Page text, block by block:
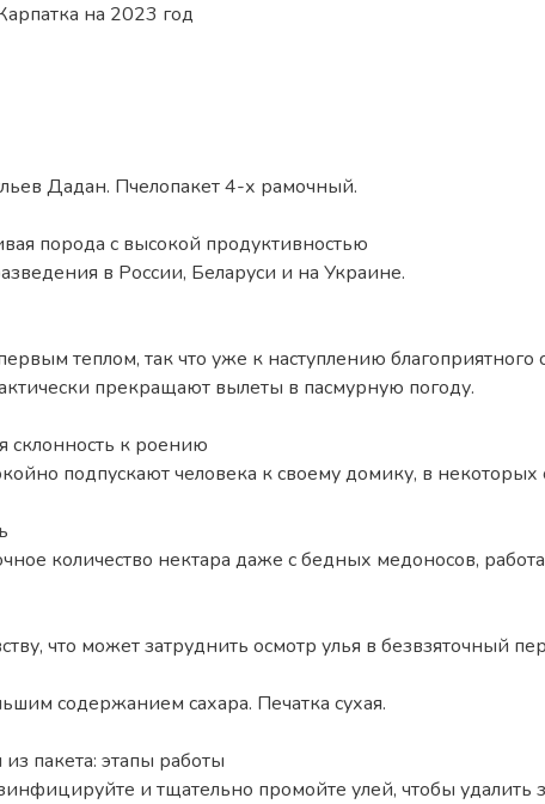
на 2023 год
Дадан. Пчелопакет 4-х рамочный.
порода с высокой продуктивностью
в России, Беларуси и на Украине.
теплом, так что уже к наступлению
прекращают вылеты в пасмурную погоду.
склонность к роению
подпускают человека к своему домику, в
количество нектара даже с бедных медоносов,
что может затруднить осмотр улья в безвзяточный
содержанием сахара. Печатка сухая.
пакета: этапы работы
и тщательно промойте улей, чтобы